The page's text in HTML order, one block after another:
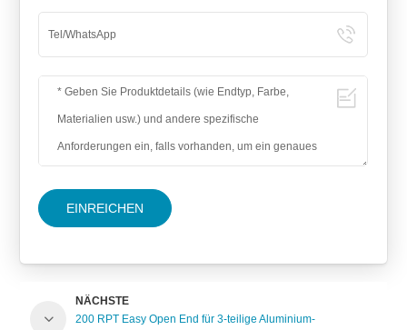
EINREICHEN
NÄCHSTE
200 RPT Easy Open End für 3-teilige Aluminium-